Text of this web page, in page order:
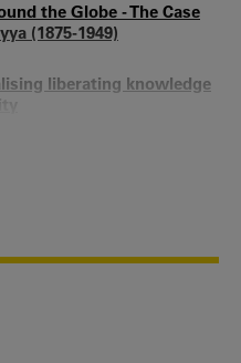
the Globe - The Case
(1875-1949)
liberating knowledge